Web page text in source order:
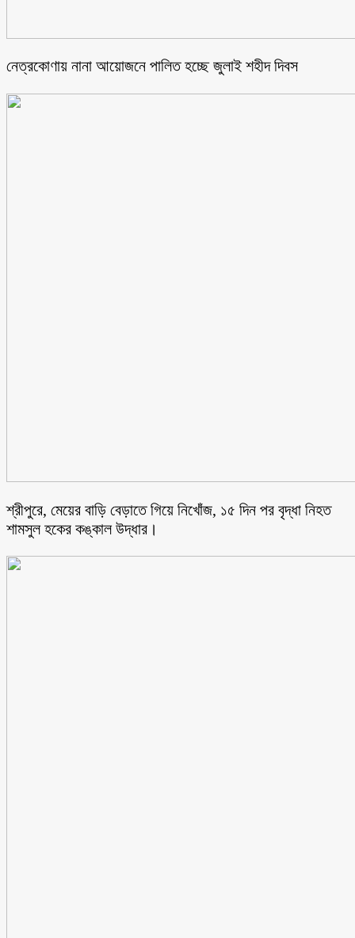
নেত্রকোণায় নানা আয়োজনে পালিত হচ্ছে জুলাই শহীদ দিবস
শ্রীপুরে, মেয়ের বাড়ি বেড়াতে গিয়ে নিখোঁজ, ১৫ দিন পর বৃদ্ধা নিহত
শামসুল হকের কঙ্কাল উদ্ধার।